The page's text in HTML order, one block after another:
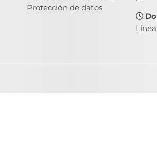
Protección de datos
Línea